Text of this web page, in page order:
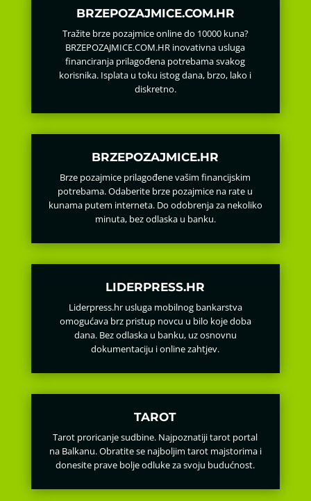
BRZEPOZAJMICE.COM.HR
Tražite brze pozajmice online do 10000 kuna?
BRZEPOZAJMICE.COM.HR inovativna usluga
financiranja prilagođena potrebama svakog
korisnika. Isplata u toku istog dana, brzo, lako i
diskretno.
BRZEPOZAJMICE.HR
Brze pozajmice prilagođene vašim financijskim
potrebama. Odaberite brze pozajmice na rate u
kunama putem interneta. Do odobrenja za nekoliko
minuta, bez odlaska u banku.
LIDERPRESS.HR
Liderpress.hr usluga mobilnog bankarstva
omogućava brz pristup novcu u bilo koje doba
dana. Bez odlaska u banku, uz osnovnu
dokumentaciju i online zahtjev.
TAROT
Tarot proricanje sudbine. Najpoznatiji tarot portal
na Balkanu. Obratite se najboljim tarot majstorima i
donesite prave bolje odluke za svoju budućnost.